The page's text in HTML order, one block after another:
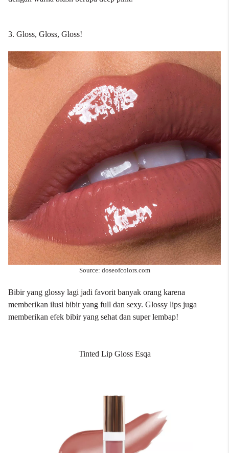
3. Gloss, Gloss, Gloss!
Source: doseofcolors.com
Bibir yang glossy lagi jadi favorit banyak orang karena
memberikan ilusi bibir yang full dan sexy. Glossy lips juga
memberikan efek bibir yang sehat dan super lembap!
Tinted Lip Gloss Esqa